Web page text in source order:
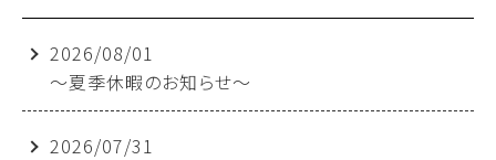
2026/08/01
～夏季休暇のお知らせ～
2026/07/31